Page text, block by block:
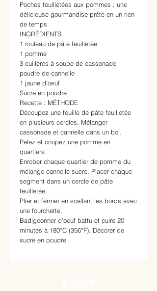
Poches feuilletées aux pommes : une
délicieuse gourmandise prête en un rien
de temps
INGRÉDIENTS
1 rouleau de pâte feuilletée
1 pomme
3 cuillères à soupe de cassonade
poudre de cannelle
1 jaune d'oeuf
Sucre en poudre
Recette : MÉTHODE
Découpez une feuille de pâte feuilletée
en plusieurs cercles. Mélanger
cassonade et cannelle dans un bol.
Pelez et coupez une pomme en
quartiers.
Enrober chaque quartier de pomme du
mélange cannelle-sucre. Placer chaque
segment dans un cercle de pâte
feuilletée.
Plier et fermer en scellant les bords avec
une fourchette.
Badigeonner d'oeuf battu et cuire 20
minutes à 180°C (356°F). Décorer de
sucre en poudre.